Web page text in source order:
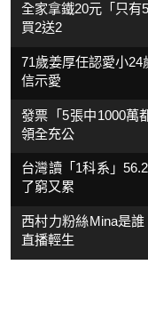
全家拿鐵20元「只
買2送2
71歲姜厚任認愛小
信示愛
發票「5張中1000
領全充公
台灣讀「1科系」
了窮又累
西村力粉絲Mina是
直播輕生